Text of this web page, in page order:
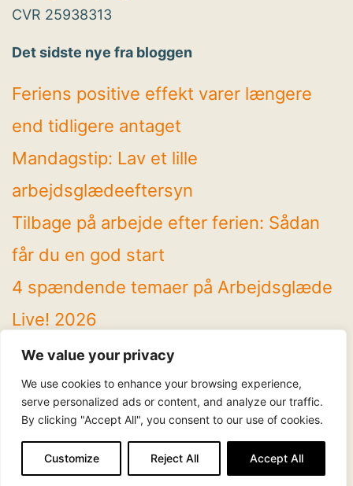
We value your privacy
We use cookies to enhance your browsing experience,
serve personalized ads or content, and analyze our traffic.
By clicking "Accept All", you consent to our use of cookies.
Customize Reject All Accept All
CVR 25938313
Det sidste nye fra bloggen
Feriens positive effekt varer længere
end tidligere antaget
Mandagstip: Lav et lille
arbejdsglædeeftersyn
Tilbage på arbejde efter ferien: Sådan
får du en god start
4 spændende temaer på Arbejdsglæde
Live! 2026
Mandagstip: Brug sommeren til at rydde
op
Følg os
LinkedIn
Facebook
Instagram
YouTube